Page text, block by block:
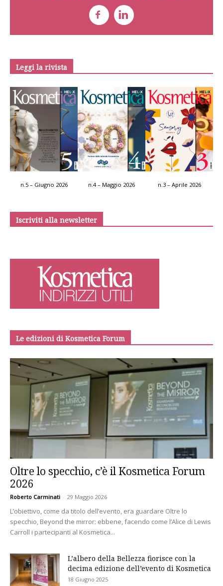
Leggi la rivista
n.5 – Giugno 2026 n.4 – Maggio 2026 n.3 – Aprile 2026
Iscriviti alla newsletter
Le edizioni di Kosmetica Forum
Oltre lo specchio, c’è il Kosmetica Forum
2026
Roberto Carminati - 29 Maggio 2026
L’obiettivo, come da titolo dell’evento, era guardare Oltre lo
specchio, Beyond the mirror: ebbene, facendo come l’Alice di Lewis
Carroll i partecipanti al Kosmetica...
L’albero della Bellezza fiorisce con la
decima edizione dell’evento di Kosmetica
18 Giugno 2025